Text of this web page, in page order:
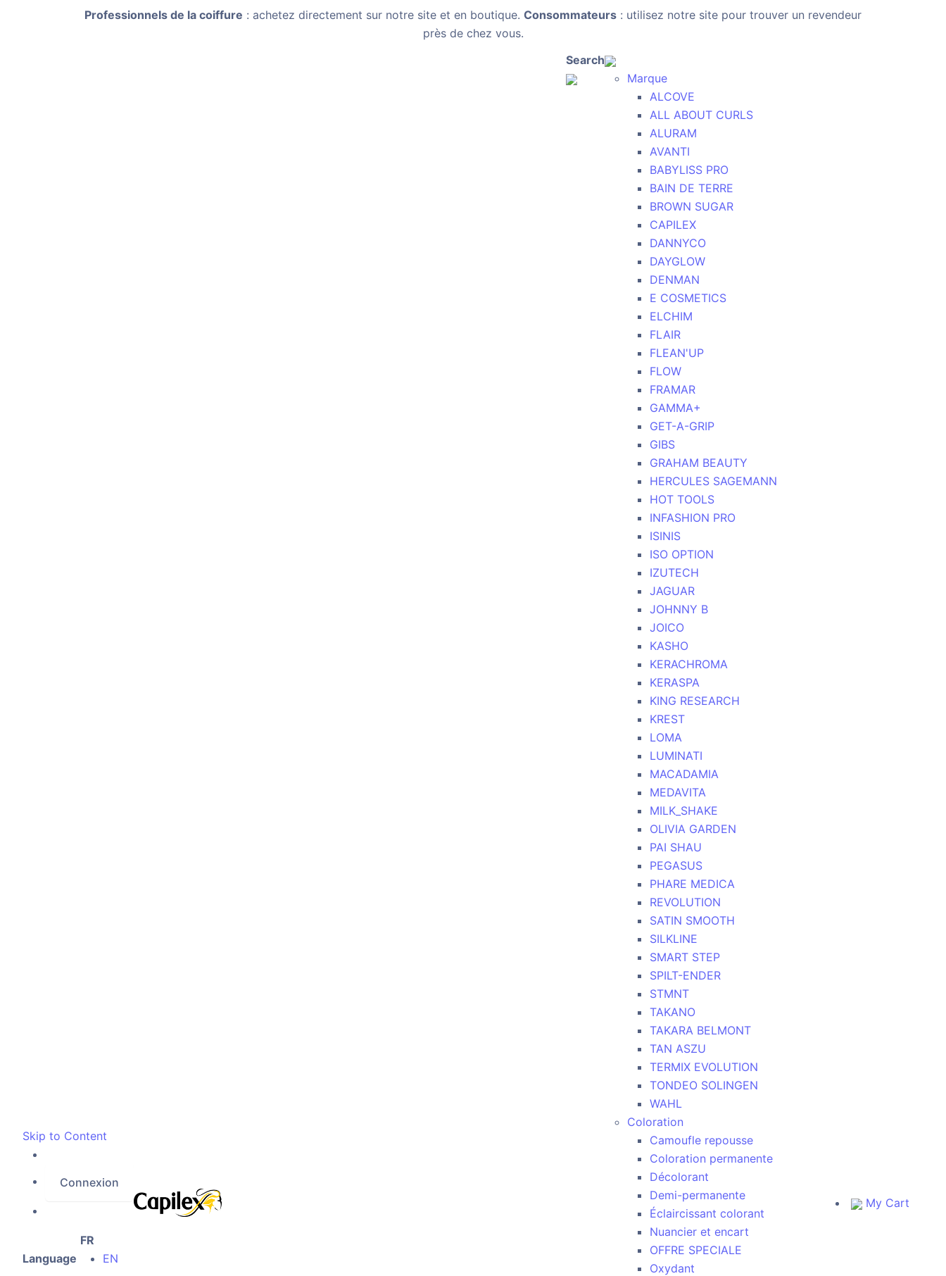
Professionnels de la coiffure : achetez directement sur notre site et en boutique. Consommateurs : utilisez notre site pour trouver un revendeur
près de chez vous.
Skip to Content
Connexion
Language
FR
EN
My Cart
Search
Marque
ALCOVE
ALL ABOUT CURLS
ALURAM
AVANTI
BABYLISS PRO
BAIN DE TERRE
BROWN SUGAR
CAPILEX
DANNYCO
DAYGLOW
DENMAN
E COSMETICS
ELCHIM
FLAIR
FLEAN'UP
FLOW
FRAMAR
GAMMA+
GET-A-GRIP
GIBS
GRAHAM BEAUTY
HERCULES SAGEMANN
HOT TOOLS
INFASHION PRO
ISINIS
ISO OPTION
IZUTECH
JAGUAR
JOHNNY B
JOICO
KASHO
KERACHROMA
KERASPA
KING RESEARCH
KREST
LOMA
LUMINATI
MACADAMIA
MEDAVITA
MILK_SHAKE
OLIVIA GARDEN
PAI SHAU
PEGASUS
PHARE MEDICA
REVOLUTION
SATIN SMOOTH
SILKLINE
SMART STEP
SPILT-ENDER
STMNT
TAKANO
TAKARA BELMONT
TAN ASZU
TERMIX EVOLUTION
TONDEO SOLINGEN
WAHL
Coloration
Camoufle repousse
Coloration permanente
Décolorant
Demi-permanente
Éclaircissant colorant
Nuancier et encart
OFFRE SPECIALE
Oxydant